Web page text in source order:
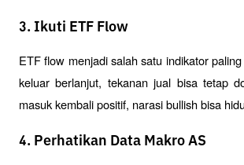
3. Ikuti ETF Flow
ETF flow menjadi salah satu indikator
keluar berlanjut, tekanan jual bisa tetap
masuk kembali positif, narasi bullish bisa
4. Perhatikan Data Makro AS